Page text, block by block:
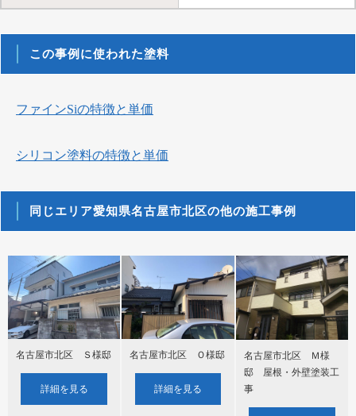
この事例に使われた塗料
ファインSiの特徴と単価
シリコン塗料の特徴と単価
同じエリア愛知県名古屋市北区の他の施工事例
名古屋市北区 Ｓ様邸
詳細を見る
名古屋市北区 Ｏ様邸
詳細を見る
名古屋市北区 Ｍ様
邸 屋根・外壁塗装工
事